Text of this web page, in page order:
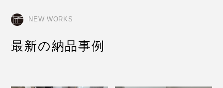
NEW WORKS
最新の納品事例